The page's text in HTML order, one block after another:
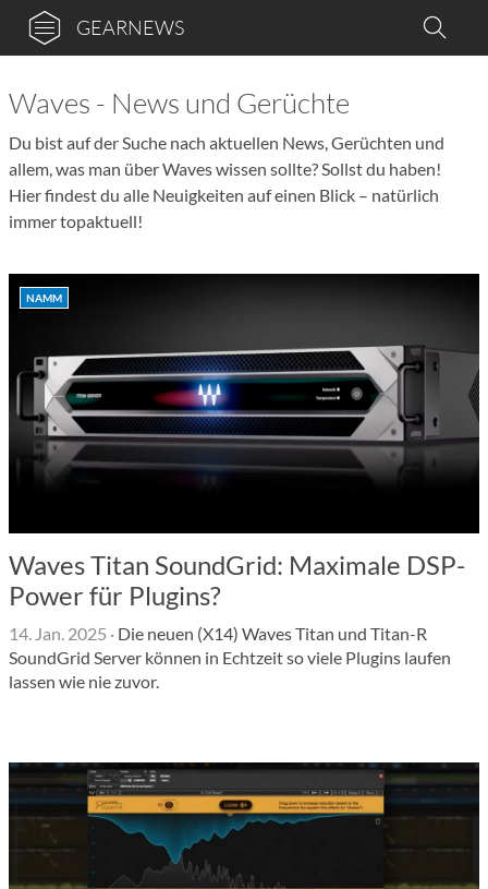
GEARNEWS
Waves - News und Gerüchte
Du bist auf der Suche nach aktuellen News, Gerüchten und
allem, was man über Waves wissen sollte? Sollst du haben!
Hier findest du alle Neuigkeiten auf einen Blick – natürlich
immer topaktuell!
NAMM
Waves Titan SoundGrid: Maximale DSP-
Power für Plugins?
14. Jan. 2025 · Die neuen (X14) Waves Titan und Titan-R
SoundGrid Server können in Echtzeit so viele Plugins laufen
lassen wie nie zuvor.